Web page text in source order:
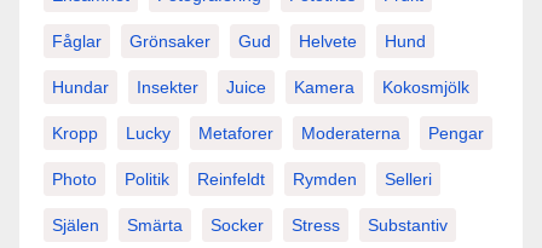
Fåglar Grönsaker Gud Helvete Hund
Hundar Insekter Juice Kamera Kokosmjölk
Kropp Lucky Metaforer Moderaterna Pengar
Photo Politik Reinfeldt Rymden Selleri
Själen Smärta Socker Stress Substantiv